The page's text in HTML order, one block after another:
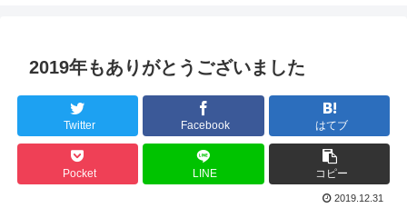
2019年もありがとうございました
Twitter Facebook はてブ
Pocket LINE コピー
2019.12.31